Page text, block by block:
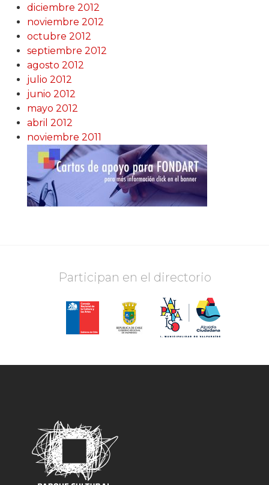
diciembre 2012
noviembre 2012
octubre 2012
septiembre 2012
agosto 2012
julio 2012
junio 2012
mayo 2012
abril 2012
noviembre 2011
Participan en el directorio